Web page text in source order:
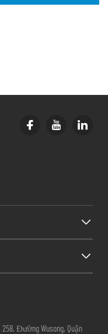
Đường Wusong, Quận